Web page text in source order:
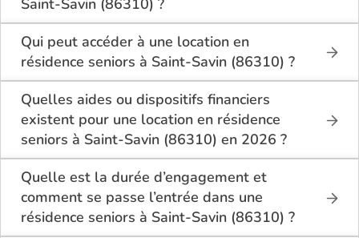
Saint-Savin (86310) ?
En location à Saint-Savin (86310), la résidence
seniors inclut généralement : l’entretien des espaces
communs, l’accès à des activités, la présence d’un
accueil / surveillance, la restauration ou service
repas optionnel. Certains services sont optionnels et
peuvent faire monter le tarif.
Qui peut accéder à une location en
résidence seniors à Saint-Savin (86310) ?
La location en résidence seniors à Saint-Savin
(86310) s’adresse aux personnes autonomes
souhaitant un logement adapté, sécurisé et
convivial. Il est conseillé d’avoir environ 60 ans ou
plus, bien que chaque résidence fixe ses conditions.
Des prestations complémentaires peuvent être
proposées pour un accompagnement léger.
Quelles aides ou dispositifs financiers
existent pour une location en résidence
seniors à Saint-Savin (86310) en 2026 ?
Selon les revenus et la situation, il est possible à
Saint-Savin (86310) de bénéficier d’aides telles que
: l’APL (allocation personnalisée au logement), ou
selon le dispositif local, des aides communales
départementales. Il est conseillé de bien se
Quelle est la durée d’engagement et
comment se passe l’entrée dans une
résidence seniors à Saint-Savin (86310) ?